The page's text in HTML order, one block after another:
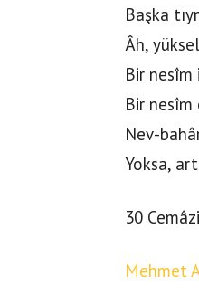
Başka
Âh,
Bir nesîm
Bir
Nev-
Yoksa,
30
Mehmet